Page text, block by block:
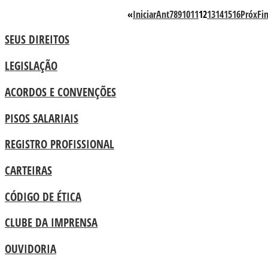
«IniciarAnt78910111213141516Próx
SEUS DIREITOS
LEGISLAÇÃO
ACORDOS E CONVENÇÕES
PISOS SALARIAIS
REGISTRO PROFISSIONAL
CARTEIRAS
CÓDIGO DE ÉTICA
CLUBE DA IMPRENSA
OUVIDORIA